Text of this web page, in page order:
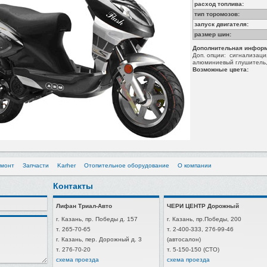
расход топлива:
тип торомозов:
запуск двигателя:
размер шин:
Дополнительная
Доп. опции:
алюминиевый
Возможные цвета:
Запчасти Karher Отопительное оборудование О компании
Контакты
Лифан Триал-Авто
г. Казань, пр. Победы д. 157
т. 265-70-65
г. Казань, пер. Дорожный д. 3
т. 276-70-20
схема проезда
ЧЕРИ ЦЕНТР Дорожный
г. Казань, пр.Победы, 200
т. 2-400-333, 276-99-46
(автосалон)
т. 5-150-150 (СТО)
схема проезда